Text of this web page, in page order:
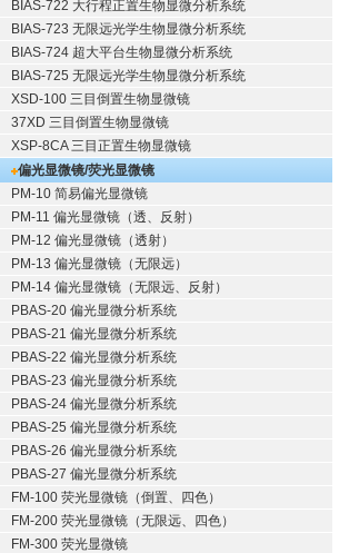
BIAS-722 大行程正置生物显微分析系统
BIAS-723 无限远光学生物显微分析系统
BIAS-724 超大平台生物显微分析系统
BIAS-725 无限远光学生物显微分析系统
XSD-100 三目倒置生物显微镜
37XD 三目倒置生物显微镜
XSP-8CA 三目正置生物显微镜
偏光显微镜/荧光显微镜
PM-10 简易偏光显微镜
PM-11 偏光显微镜（透、反射）
PM-12 偏光显微镜（透射）
PM-13 偏光显微镜（无限远）
PM-14 偏光显微镜（无限远、反射）
PBAS-20 偏光显微分析系统
PBAS-21 偏光显微分析系统
PBAS-22 偏光显微分析系统
PBAS-23 偏光显微分析系统
PBAS-24 偏光显微分析系统
PBAS-25 偏光显微分析系统
PBAS-26 偏光显微分析系统
PBAS-27 偏光显微分析系统
FM-100 荧光显微镜（倒置、四色）
FM-200 荧光显微镜（无限远、四色）
FM-300 荧光显微镜